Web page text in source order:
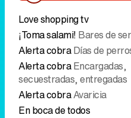
Alerta cobra
Avaricia
En boca de todos
TELECINCO
El rey del mandoFenómenos
virales
La mirada crítica